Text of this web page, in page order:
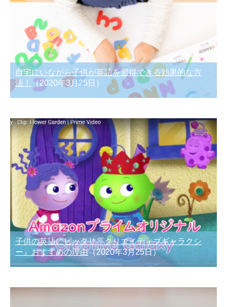
自宅にいながら子供が英語を習得できる効果的な方
法！
（2020年3月25日）
子供の英語にピッタリ『クリエイティブギャラクシ
ー』おすすめの理由（2020年3月25日）